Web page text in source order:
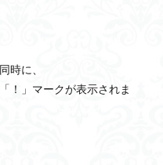
時に、
！」マークが表示されま